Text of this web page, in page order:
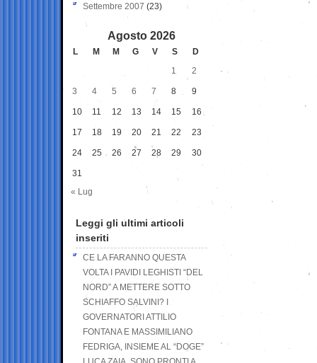
Settembre 2007 (23)
Agosto 2026
L M M G V S
D
1
2
3 4 5 6 7 8 9
10 11 12 13 14 15 16
17 18 19 20 21 22 23
24 25 26 27 28 29 30
31
« Lug
Leggi gli ultimi articoli
inseriti
CE LA FARANNO QUESTA
VOLTA I PAVIDI LEGHISTI “DEL
NORD” A METTERE SOTTO
SCHIAFFO SALVINI? I
GOVERNATORI ATTILIO
FONTANA E MASSIMILIANO
FEDRIGA, INSIEME AL “DOGE”